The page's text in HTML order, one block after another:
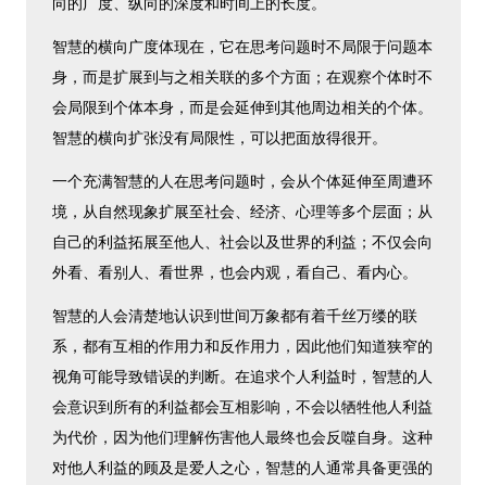
向的广度、纵向的深度和时间上的长度。
智慧的横向广度体现在，它在思考问题时不局限于问题本
身，而是扩展到与之相关联的多个方面；在观察个体时不
会局限到个体本身，而是会延伸到其他周边相关的个体。
智慧的横向扩张没有局限性，可以把面放得很开。
一个充满智慧的人在思考问题时，会从个体延伸至周遭环
境，从自然现象扩展至社会、经济、心理等多个层面；从
自己的利益拓展至他人、社会以及世界的利益；不仅会向
外看、看别人、看世界，也会内观，看自己、看内心。
智慧的人会清楚地认识到世间万象都有着千丝万缕的联
系，都有互相的作用力和反作用力，因此他们知道狭窄的
视角可能导致错误的判断。在追求个人利益时，智慧的人
会意识到所有的利益都会互相影响，不会以牺牲他人利益
为代价，因为他们理解伤害他人最终也会反噬自身。这种
对他人利益的顾及是爱人之心，智慧的人通常具备更强的